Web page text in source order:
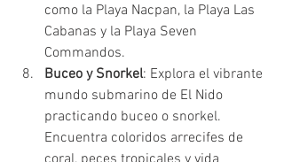
como la Playa Nacpan, la Playa Las
Cabanas y la Playa Seven
Commandos.
Buceo y Snorkel: Explora el vibrante
mundo submarino de El Nido
practicando buceo o snorkel.
Encuentra coloridos arrecifes de